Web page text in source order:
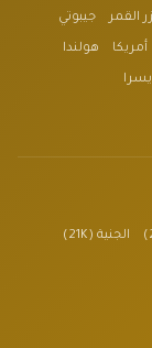
القمر جيبوتي
أمريكا هولندا
الجنية (21K)